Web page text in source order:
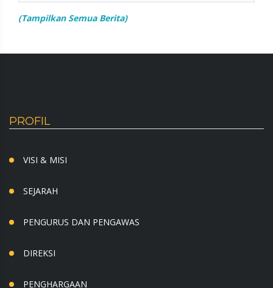
(Tampilkan Semua Berita)
PROFIL
VISI & MISI
SEJARAH
PENGURUS DAN PENGAWAS
DIREKSI
PENGHARGAAN